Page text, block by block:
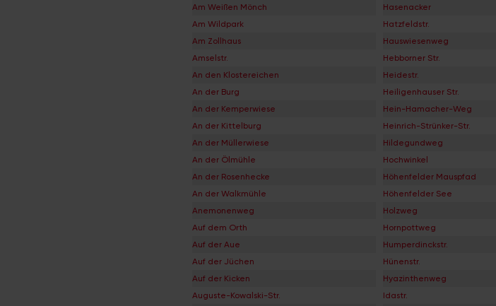
Am Weißen Mönch
Am Wildpark
Am Zollhaus
Amselstr.
An den Klostereichen
An der Burg
An der Kemperwiese
An der Kittelburg
An der Müllerwiese
An der Ölmühle
An der Rosenhecke
An der Walkmühle
Anemonenweg
Auf dem Orth
Auf der Aue
Auf der Jüchen
Auf der Kicken
Auguste-Kowalski-Str.
Hasenacker
Hatzfeldstr.
Hauswiesenweg
Hebborner Str.
Heidestr.
Heiligenhauser Str.
Hein-Hamacher-Weg
Heinrich-Strünker-Str.
Hildegundweg
Hochwinkel
Höhenfelder Mauspfad
Höhenfelder See
Holzweg
Hornpottweg
Humperdinckstr.
Hünenstr.
Hyazinthenweg
Idastr.